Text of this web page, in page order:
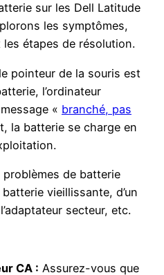
sur les Dell Latitude
les symptômes,
étapes de résolution.
pointeur de la souris est
l’ordinateur
« branché, pas
la batterie se charge en
problèmes de batterie
vieillissante, d’un
secteur, etc.
CA : Assurez-vous que